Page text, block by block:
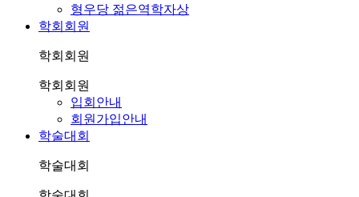
형우당 젊은역학자상
학회회원
학회회원
학회회원
입회안내
회원가입안내
학술대회
학술대회